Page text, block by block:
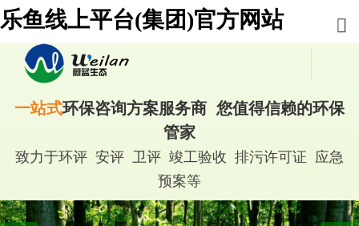
乐鱼线上平台(集团)官方网站
一站式环保咨询方案服务商 您值得信赖的环保
管家
致力于环评 安评 卫评 竣工验收 排污许可证 应急
预案等